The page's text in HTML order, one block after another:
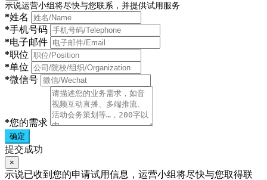
示说运营小组将尽快与您联系，并提供试用服务
*姓名
*手机号码
*电子邮件
*职位
*单位
*微信号
*您的需求
确定
提交成功
×
示说已收到您的申请试用信息，运营小组将尽快与您取得联